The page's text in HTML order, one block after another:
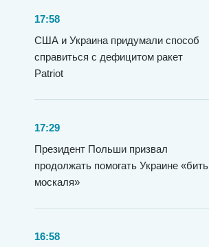
17:58
США и Украина придумали способ
справиться с дефицитом ракет
Patriot
17:29
Президент Польши призвал
продолжать помогать Украине «бить
москаля»
16:58